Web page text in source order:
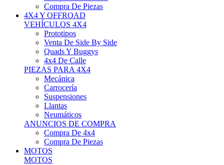
4X4 Y OFFROAD
VEHÍCULOS 4X4
Prototipos
Venta De Side By Side
Quads Y Buggys
4x4 De Calle
PIEZAS PARA 4X4
Mecánica
Carrocería
Suspensiones
Llantas
Neumáticos
ANUNCIOS DE COMPRA
Compra De 4x4
Compra De Piezas
MOTOS
MOTOS
Motos De Circuito